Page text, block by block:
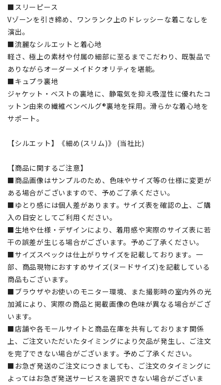
■スリーピース
Vゾーンを引き締め、ワンランク上のドレッシーな着こなしを
演出。
■流麗なシルエットと着心地
軽さ、極上の素材や付属の細部に至るまでこだわり、既製品で
ありながらオーダーメイドクオリティを堪能。
■キュプラ裏地
ジャケット・ベストの裏地に、静電気を抑え吸湿性に優れたコ
ットン由来の繊維ベンベルグ®裏地を採用。滑らかな着心地を
サポート。
【シルエット】《細め(スリム)》 (当社比)
【商品に関するご注意】
■商品画像はサンプルのため、色味やサイズ等の仕様に変更が
ある場合がございますので、予めご了承ください。
■ゆとり感には個人差があります。サイズ表を確認の上、ご購
入の目安としてご利用ください。
■生地や仕様・デザインにより、着用感や実際のサイズ表に若
干の誤差が生じる場合がございます。予めご了承ください。
■サイズスペックは仕上がりサイズを記載しております。一
部、商品現物におすすめサイズ(ヌードサイズ)を記載している
商品もございます。
■ブラウザやお使いのモニター環境、また撮影時の室内外の光
加減により、実際の商品と掲載画像の色味が異なる場合がござ
います。
■店舗や各モールサイトと商品在庫を共有しております関係
上、ご注文いただいたタイミングにより欠品が発生し、ご注文
を完了できない場合がございます。予めご了承ください。
■お急ぎ発送のご注文につきましても、ご注文のタイミングに
よってはお急ぎ発送サービスを選択できない場合がございま